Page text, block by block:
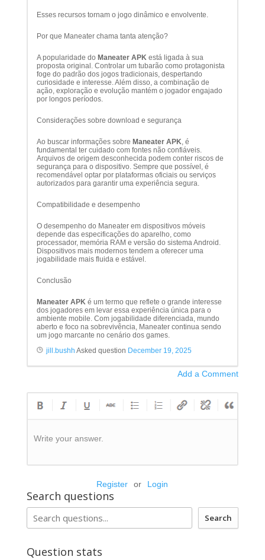
Esses recursos tornam o jogo dinâmico e envolvente.
Por que Maneater chama tanta atenção?
A popularidade do Maneater APKestá ligada à sua
proposta original. Controlar um tubarão como protagonista
foge do padrão dos jogos tradicionais, despertando
curiosidade e interesse. Além disso, a combinação de
ação, exploração e evolução mantém o jogador engajado
por longos períodos.
Considerações sobre download e segurança
Ao buscar informações sobre Maneater APK, é
fundamental ter cuidado com fontes não confiáveis.
Arquivos de origem desconhecida podem conter riscos de
segurança para o dispositivo. Sempre que possível, é
recomendável optar por plataformas oficiais ou serviços
autorizados para garantir uma experiência segura.
Compatibilidade e desempenho
O desempenho do Maneater em dispositivos móveis
depende das especificações do aparelho, como
processador, memória RAM e versão do sistema Android.
Dispositivos mais modernos tendem a oferecer uma
jogabilidade mais fluida e estável.
Conclusão
Maneater APKé um termo que reflete o grande interesse
dos jogadores em levar essa experiência única para o
ambiente mobile. Com jogabilidade diferenciada, mundo
aberto e foco na sobrevivência, Maneater continua sendo
um jogo marcante no cenário dos games.
jill.bushh Asked question December 19, 2025
Add a Comment
Write your answer.
Register or Login
Search questions
Search
Question stats